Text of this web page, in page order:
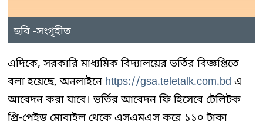
ছবি -সংগৃহীত
এদিকে, সরকারি মাধ্যমিক বিদ্যালয়ের ভর্তির বিজ্ঞপ্তিতে
বলা হয়েছে, অনলাইনে https://gsa.teletalk.com.bd এ
আবেদন করা যাবে। ভর্তির আবেদন ফি হিসেবে টেলিটক
প্রি-পেইড মোবাইল থেকে এসএমএস করে ১১০ টাকা